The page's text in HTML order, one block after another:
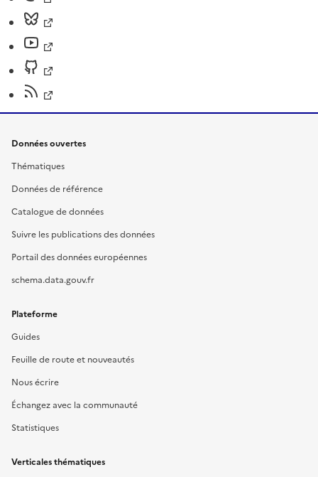
Données ouvertes
Thématiques
Données de référence
Catalogue de données
Suivre les publications des données
Portail des données européennes
schema.data.gouv.fr
Plateforme
Guides
Feuille de route et nouveautés
Nous écrire
Échangez avec la communauté
Statistiques
Verticales thématiques